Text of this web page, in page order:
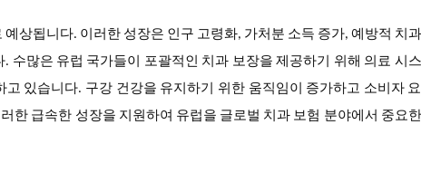
상됩니다. 이러한 성장은 인구 고령화, 가처분 소득 증가, 예방적 치과
수많은 유럽 국가들이 포괄적인 치과 보장을 제공하기 위해 의료 시
있습니다. 구강 건강을 유지하기 위한 움직임이 증가하고 소비자
한 급속한 성장을 지원하여 유럽을 글로벌 치과 보험 분야에서 중요한